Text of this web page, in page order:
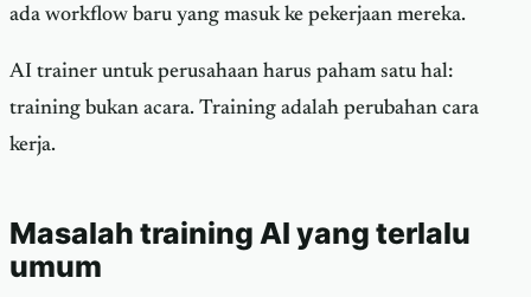
ada workflow baru yang masuk ke pekerjaan mereka.
AI trainer untuk perusahaan harus paham satu hal:
training bukan acara. Training adalah perubahan cara
kerja.
Masalah training AI yang terlalu
umum